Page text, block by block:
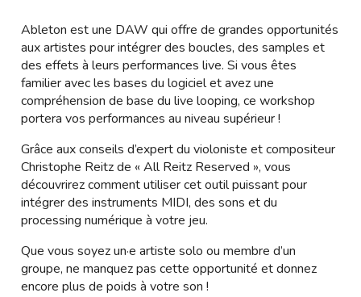
Ableton est une DAW qui offre de grandes opportunités
aux artistes pour intégrer des boucles, des samples et
des effets à leurs performances live. Si vous êtes
familier avec les bases du logiciel et avez une
compréhension de base du live looping, ce workshop
portera vos performances au niveau supérieur !
Grâce aux conseils d’expert du violoniste et compositeur
Christophe Reitz de « All Reitz Reserved », vous
découvrirez comment utiliser cet outil puissant pour
intégrer des instruments MIDI, des sons et du
processing numérique à votre jeu.
Que vous soyez un·e artiste solo ou membre d’un
groupe, ne manquez pas cette opportunité et donnez
encore plus de poids à votre son !